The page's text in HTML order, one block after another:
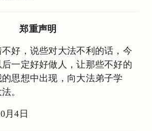
郑重声明
好，说些对大法不利的话，今
一定好好做人，让那些不好的
思想中出现，向大法弟子学
。
月4日